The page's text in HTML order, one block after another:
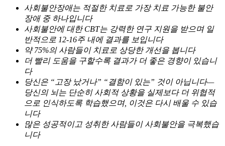
사회불안장애는 적절한 치료로 가장 치료 가능한 불안
장애 중 하나입니다
사회불안에 대한 CBT는 강력한 연구 지원을 받으며 일
반적으로 12-16주 내에 결과를 보입니다
약 75%의 사람들이 치료로 상당한 개선을 봅니다
더 빨리 도움을 구할수록 결과가 더 좋은 경향이 있습니
다
당신은 “고장 났거나” “결함이 있는” 것이 아닙니다—
당신의 뇌는 단순히 사회적 상황을 실제보다 더 위협적
으로 인식하도록 학습했으며, 이것은 다시 배울 수 있습
니다
많은 성공적이고 성취한 사람들이 사회불안을 극복했습
니다